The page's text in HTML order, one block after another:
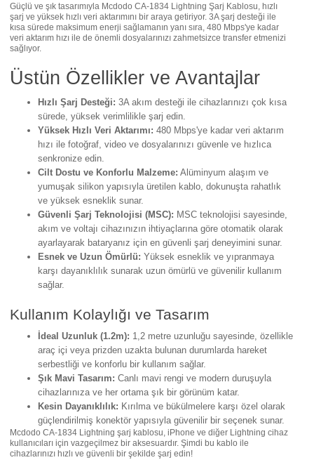
Güçlü ve şık tasarımıyla Mcdodo CA-1834 Lightning Şarj Kablosu, hızlı
şarj ve yüksek hızlı veri aktarımını bir araya getiriyor. 3A şarj desteği ile
kısa sürede maksimum enerji sağlamanın yanı sıra, 480 Mbps'ye kadar
veri aktarım hızı ile de önemli dosyalarınızı zahmetsizce transfer etmenizi
sağlıyor.
Üstün Özellikler ve Avantajlar
Hızlı Şarj Desteği: 3A akım desteği ile cihazlarınızı çok kısa
sürede, yüksek verimlilikle şarj edin.
Yüksek Hızlı Veri Aktarımı: 480 Mbps'ye kadar veri aktarım
hızı ile fotoğraf, video ve dosyalarınızı güvenle ve hızlıca
senkronize edin.
Cilt Dostu ve Konforlu Malzeme: Alüminyum alaşım ve
yumuşak silikon yapısıyla üretilen kablo, dokunuşta rahatlık
ve yüksek esneklik sunar.
Güvenli Şarj Teknolojisi (MSC): MSC teknolojisi sayesinde,
akım ve voltajı cihazınızın ihtiyaçlarına göre otomatik olarak
ayarlayarak bataryanız için en güvenli şarj deneyimini sunar.
Esnek ve Uzun Ömürlü: Yüksek esneklik ve yıpranmaya
karşı dayanıklılık sunarak uzun ömürlü ve güvenilir kullanım
sağlar.
Kullanım Kolaylığı ve Tasarım
İdeal Uzunluk (1.2m): 1,2 metre uzunluğu sayesinde, özellikle
araç içi veya prizden uzakta bulunan durumlarda hareket
serbestliği ve konforlu bir kullanım sağlar.
Şık Mavi Tasarım: Canlı mavi rengi ve modern duruşuyla
cihazlarınıza ve her ortama şık bir görünüm katar.
Kesin Dayanıklılık: Kırılma ve bükülmelere karşı özel olarak
güçlendirilmiş konektör yapısıyla güvenilir bir seçenek sunar.
Mcdodo CA-1834 Lightning şarj kablosu, iPhone ve diğer Lightning cihaz
kullanıcıları için vazgeçilmez bir aksesuardır. Şimdi bu kablo ile
cihazlarınızı hızlı ve güvenli bir şekilde şarj edin!